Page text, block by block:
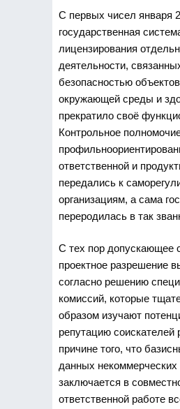
С первых чисел января
государственная
лицензирования
деятельности,
безопасностью
окружающей среды и
прекратило своё
Контрольное
ответственной и
передались к
организациям, а сама
переродилась в так
С тех пор допускающее
проектное разрешение
согласно решению
комиссий, которые
образом изучают
репутацию соискателей
причине того, что
данных некоммерческих
заключается в
ответственной работе